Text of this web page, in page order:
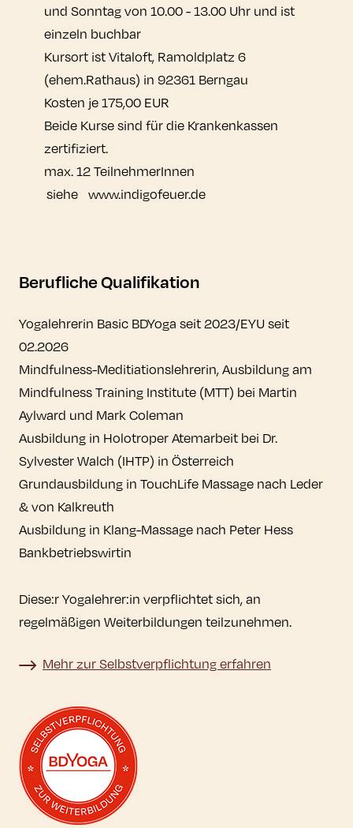
und Sonntag von 10.00 - 13.00 Uhr und ist
einzeln buchbar
Kursort ist Vitaloft, Ramoldplatz 6
(ehem.Rathaus) in 92361 Berngau
Kosten je 175,00 EUR
Beide Kurse sind für die Krankenkassen
zertifiziert.
max. 12 TeilnehmerInnen
siehe www.indigofeuer.de
Berufliche Qualifikation
Yogalehrerin Basic BDYoga seit 2023/EYU seit
02.2026
Mindfulness-Meditiationslehrerin, Ausbildung am
Mindfulness Training Institute (MTT) bei Martin
Aylward und Mark Coleman
Ausbildung in Holotroper Atemarbeit bei Dr.
Sylvester Walch (IHTP) in Österreich
Grundausbildung in TouchLife Massage nach Leder
& von Kalkreuth
Ausbildung in Klang-Massage nach Peter Hess
Bankbetriebswirtin
Diese:r Yogalehrer:in verpflichtet sich, an
regelmäßigen Weiterbildungen teilzunehmen.
Mehr zur Selbstverpflichtung erfahren
Mehr zur Selbstverpflichtung erfahren